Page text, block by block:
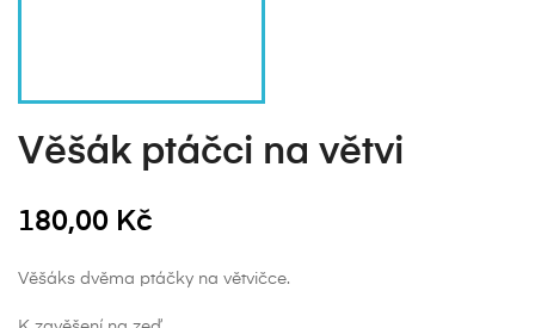
Věšák ptáčci na větvi
180,00 Kč
Věšáks dvěma ptáčky na větvičce.